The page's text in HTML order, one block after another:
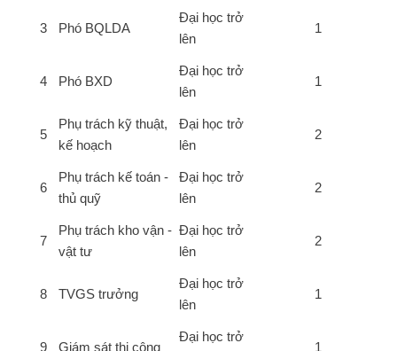
3 Phó BQLDA
Đại học trở
lên
1
4 Phó BXD
Đại học trở
lên
1
5
Phụ trách kỹ thuật,
kế hoạch
Đại học trở
lên
2
6
Phụ trách kế toán -
thủ quỹ
Đại học trở
lên
2
7
Phụ trách kho vận -
vật tư
Đại học trở
lên
2
8 TVGS trưởng
Đại học trở
lên
1
9 Giám sát thi công
Đại học trở
1